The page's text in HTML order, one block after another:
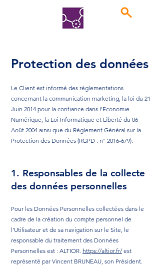
Protection des données
Le Client est informé des réglementations
concernant la communication marketing, la loi du 21
Juin 2014 pour la confiance dans l’Economie
Numérique, la Loi Informatique et Liberté du 06
Août 2004 ainsi que du Règlement Général sur la
Protection des Données (RGPD : n° 2016-679).
1. Responsables de la collecte
des données personnelles
Pour les Données Personnelles collectées dans le
cadre de la création du compte personnel de
l’Utilisateur et de sa navigation sur le Site, le
responsable du traitement des Données
Personnelles est : ALTIOR. https://altior.fr/est
représenté par Vincent BRUNEAU, son Président.